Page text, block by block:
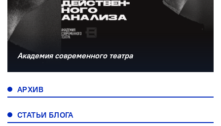
Академия современного театра
АРХИВ
СТАТЬИ БЛОГА